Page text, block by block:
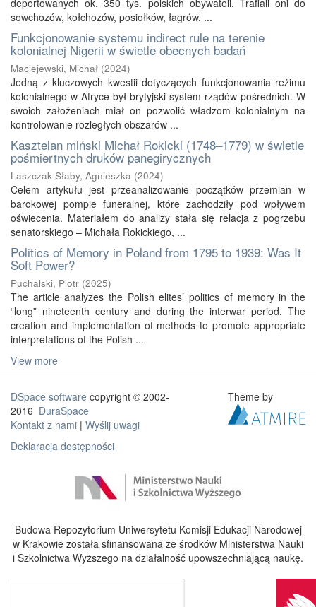
deportowanych ok. 350 tys. polskich obywateli. Trafiali oni do
sowchozów, kołchozów, posiołków, łagrów. ...
Funkcjonowanie systemu indirect rule na terenie
kolonialnej Nigerii w świetle obecnych badań
Maciejewski, Michał (2024)
Jedną z kluczowych kwestii dotyczących funkcjonowania reżimu
kolonialnego w Afryce był brytyjski system rządów pośrednich. W
swoich założeniach miał on pozwolić władzom kolonialnym na
kontrolowanie rozległych obszarów ...
Kasztelan miński Michał Rokicki (1748–1779) w świetle
pośmiertnych druków panegirycznych
Laszczak-Słaby, Agnieszka (2024)
Celem artykułu jest przeanalizowanie początków przemian w
barokowej pompie funeralnej, które zachodziły pod wpływem
oświecenia. Materiałem do analizy stała się relacja z pogrzebu
senatorskiego – Michała Rokickiego, ...
Politics of Memory in Poland from 1795 to 1939: Was It
Soft Power?
Puchalski, Piotr (2025)
The article analyzes the Polish elites’ politics of memory in the
“long” nineteenth century and during the interwar period. The
creation and implementation of methods to promote appropriate
interpretations of the Polish ...
View more
DSpace software copyright © 2002-
2016 DuraSpace
Kontakt z nami | Wyślij uwagi
Deklaracja dostępności
Theme by
Budowa Repozytorium Uniwersytetu Komisji Edukacji Narodowej
w Krakowie została sfinansowana ze środków Ministerstwa Nauki
i Szkolnictwa Wyższego na działalność upowszechniającą naukę.